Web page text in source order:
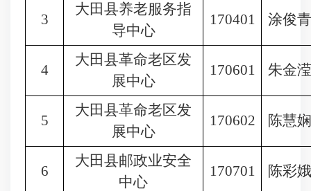
3
大田县养老服务指
导中心
170401 涂俊青
4
大田县革命老区发
展中心
170601 朱金滢
5
大田县革命老区发
展中心
170602 陈慧娴
6
大田县邮政业安全
中心
170701 陈彩娥